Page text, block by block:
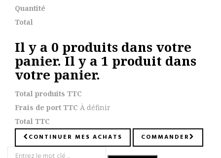
Quantité
Total
Il y a 0 produits dans votre
panier.Il y a 1 produit dans
votre panier.
Total produits TTC
Frais de port TTC À définir
Total TTC
CONTINUER MES ACHATS COMMANDER